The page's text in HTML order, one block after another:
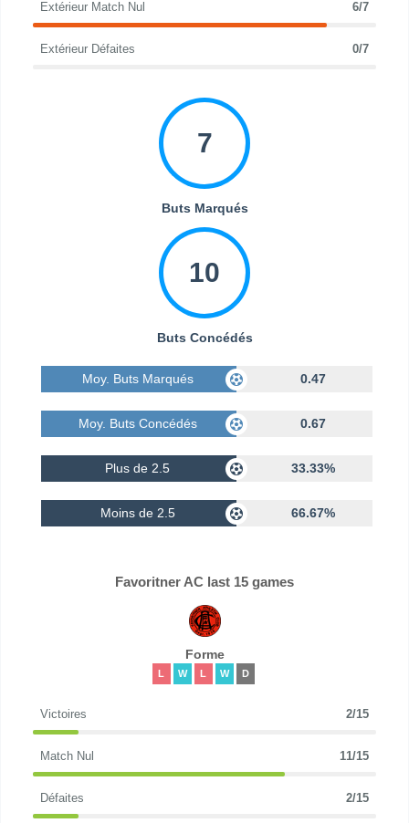
Extérieur Match Nul 6/7
Extérieur Défaites 0/7
7
Buts Marqués
10
Buts Concédés
Moy. Buts Marqués 0.47
Moy. Buts Concédés 0.67
Plus de 2.5 33.33%
Moins de 2.5 66.67%
Favoritner AC last 15 games
Forme
L W L W D
Victoires 2/15
Match Nul 11/15
Défaites 2/15